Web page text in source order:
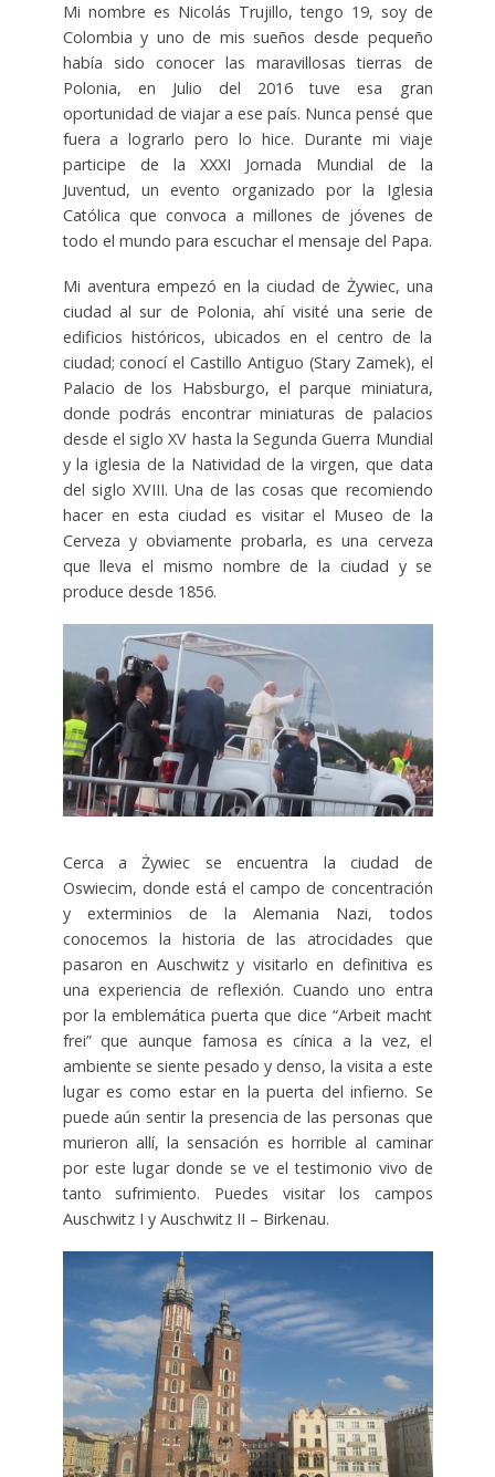
Mi nombre es Nicolás Trujillo, tengo 19, soy de
Colombia y uno de mis sueños desde pequeño
había sido conocer las maravillosas tierras de
Polonia, en Julio del 2016 tuve esa gran
oportunidad de viajar a ese país. Nunca pensé que
fuera a lograrlo pero lo hice. Durante mi viaje
participe de la XXXI Jornada Mundial de la
Juventud, un evento organizado por la Iglesia
Católica que convoca a millones de jóvenes de
todo el mundo para escuchar el mensaje del Papa.
Mi aventura empezó en la ciudad de Żywiec, una
ciudad al sur de Polonia, ahí visité una serie de
edificios históricos, ubicados en el centro de la
ciudad; conocí el Castillo Antiguo (Stary Zamek), el
Palacio de los Habsburgo, el parque miniatura,
donde podrás encontrar miniaturas de palacios
desde el siglo XV hasta la Segunda Guerra Mundial
y la iglesia de la Natividad de la virgen, que data
del siglo XVIII. Una de las cosas que recomiendo
hacer en esta ciudad es visitar el Museo de la
Cerveza y obviamente probarla, es una cerveza
que lleva el mismo nombre de la ciudad y se
produce desde 1856.
Cerca a Żywiec se encuentra la ciudad de
Oswiecim, donde está el campo de concentración
y exterminios de la Alemania Nazi, todos
conocemos la historia de las atrocidades que
pasaron en Auschwitz y visitarlo en definitiva es
una experiencia de reflexión. Cuando uno entra
por la emblemática puerta que dice “Arbeit macht
frei” que aunque famosa es cínica a la vez, el
ambiente se siente pesado y denso, la visita a este
lugar es como estar en la puerta del infierno. Se
puede aún sentir la presencia de las personas que
murieron allí, la sensación es horrible al caminar
por este lugar donde se ve el testimonio vivo de
tanto sufrimiento. Puedes visitar los campos
Auschwitz I y Auschwitz II – Birkenau.